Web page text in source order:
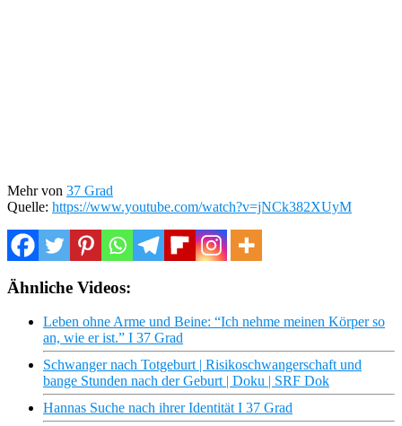
Mehr von 37 Grad
Quelle: https://www.youtube.com/watch?v=jNCk382XUyM
Ähnliche Videos:
Leben ohne Arme und Beine: “Ich nehme meinen Körper so
an, wie er ist.” I 37 Grad
Schwanger nach Totgeburt | Risikoschwangerschaft und
bange Stunden nach der Geburt | Doku | SRF Dok
Hannas Suche nach ihrer Identität I 37 Grad